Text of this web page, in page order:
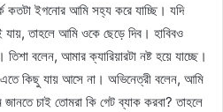
কতটা ইগনোর আমি সহ্য করে যাচ্ছি। যদি
যায়, তাহলে আমি ওকে ছেড়ে দিব। হাবিবও
বলেন, আমার ক্যারিয়ারটা নষ্ট হয়ে যাচ্ছে।
এতে কিছু যায় আসে না। অভিনেত্রী বলেন, আমি
চাই তোমরা কি গেট ব্যাক করবা? তাহলে